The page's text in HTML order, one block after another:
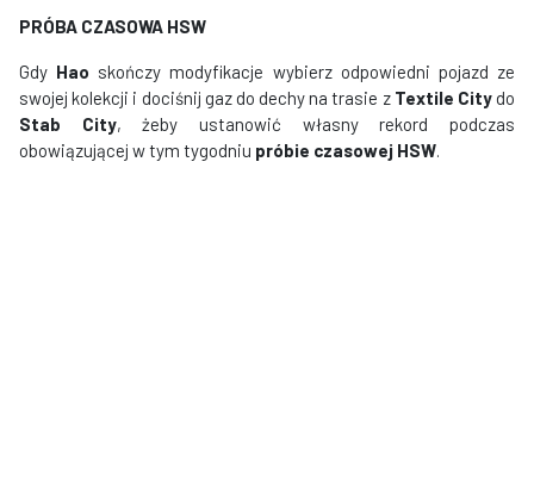
PRÓBA CZASOWA HSW
Gdy Hao skończy modyfikacje wybierz odpowiedni pojazd ze
swojej kolekcji i dociśnij gaz do dechy na trasie z Textile Citydo
Stab City, żeby ustanowić własny rekord podczas
obowiązującej w tym tygodniu próbie czasowej HSW